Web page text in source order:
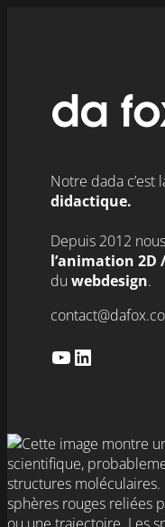
Notre dada c’est
didactique.
Depuis 2012
l’animation 2D
du webdesign.
contact@dafox.co
YouTube LinkedIn